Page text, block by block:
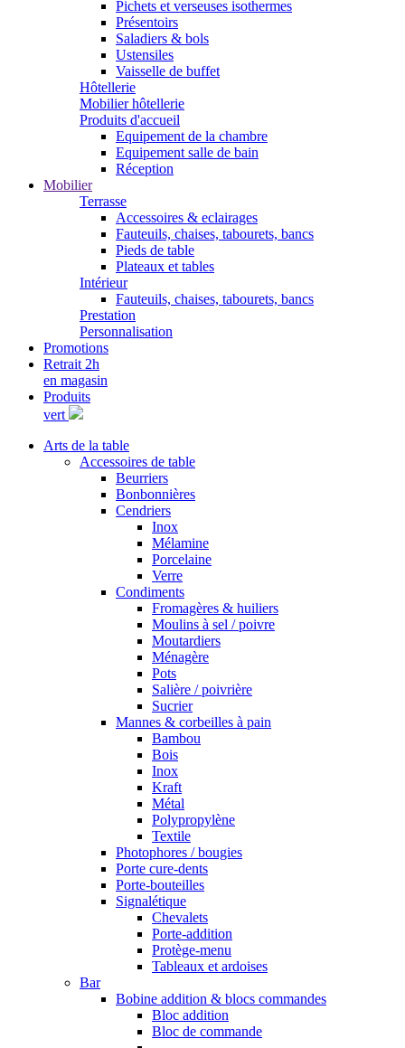
Pichets et verseuses isothermes
Présentoirs
Saladiers & bols
Ustensiles
Vaisselle de buffet
Hôtellerie
Mobilier hôtellerie
Produits d'accueil
Equipement de la chambre
Equipement salle de bain
Réception
Mobilier
Terrasse
Accessoires & eclairages
Fauteuils, chaises, tabourets, bancs
Pieds de table
Plateaux et tables
Intérieur
Fauteuils, chaises, tabourets, bancs
Prestation
Personnalisation
Promotions
Retrait 2h
en magasin
Produits
vert
Arts de la table
Accessoires de table
Beurriers
Bonbonnières
Cendriers
Inox
Mélamine
Porcelaine
Verre
Condiments
Fromagères & huiliers
Moulins à sel / poivre
Moutardiers
Ménagère
Pots
Salière / poivrière
Sucrier
Mannes & corbeilles à pain
Bambou
Bois
Inox
Kraft
Métal
Polypropylène
Textile
Photophores / bougies
Porte cure-dents
Porte-bouteilles
Signalétique
Chevalets
Porte-addition
Protège-menu
Tableaux et ardoises
Bar
Bobine addition & blocs commandes
Bloc addition
Bloc de commande